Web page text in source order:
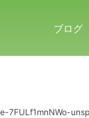
ブログ
7FULf1mnNWo-